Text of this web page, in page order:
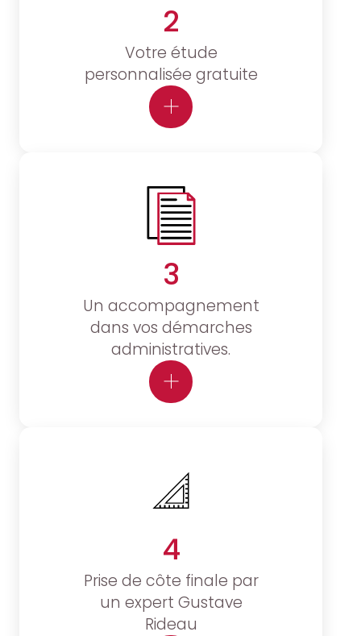
2
Votre étude
personnalisée gratuite
3
Un accompagnement
dans vos démarches
administratives.
4
Prise de côte finale par
un expert Gustave
Rideau